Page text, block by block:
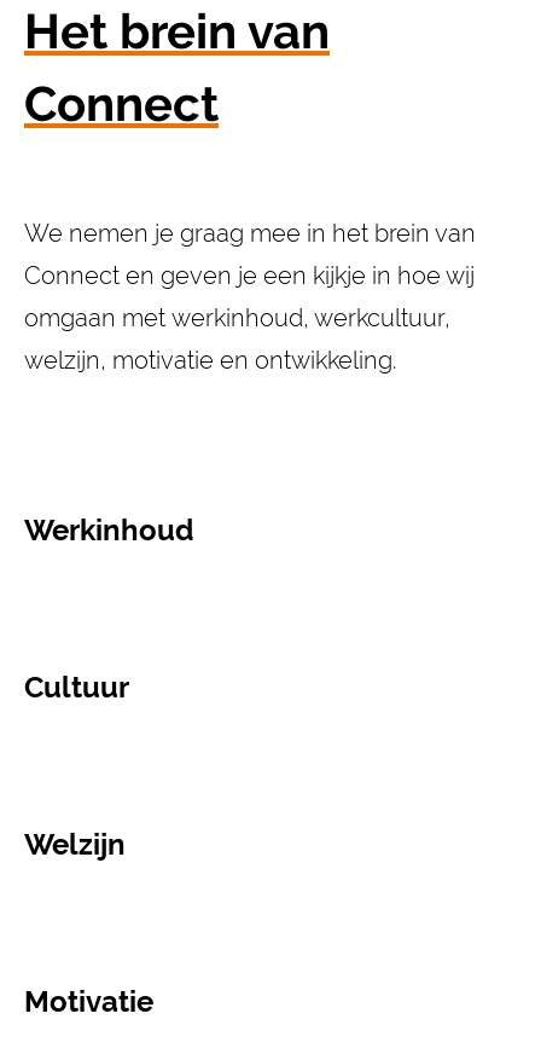
Het brein van
Connect
We nemen je graag mee in het brein van
Connect en geven je een kijkje in hoe wij
omgaan met werkinhoud, werkcultuur,
welzijn, motivatie en ontwikkeling.
Werkinhoud
Cultuur
Welzijn
Motivatie